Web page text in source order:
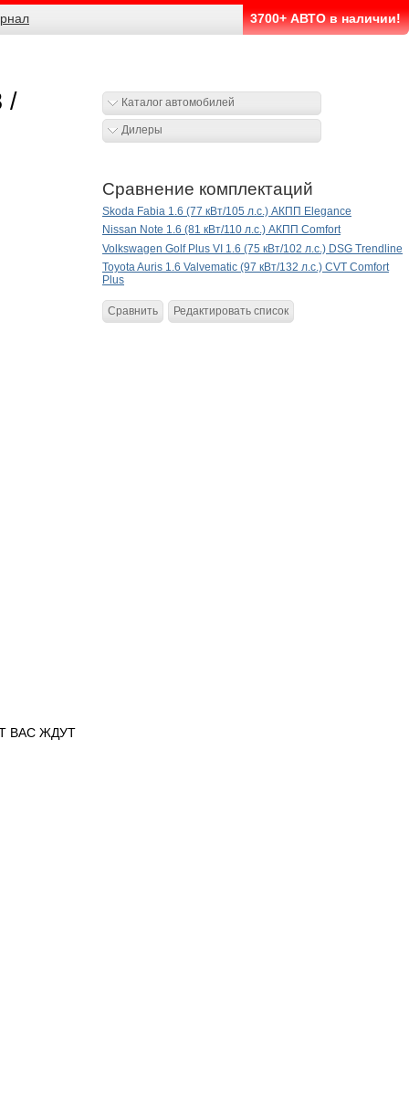
3700+ АВТО в наличии!
/
ВАС ЖДУТ
Каталог автомобилей
Дилеры
Сравнение комплектаций
Skoda Fabia 1.6 (77 кВт/105 л.с.) АКПП Elegance
Nissan Note 1.6 (81 кВт/110 л.с.) АКПП Comfort
Volkswagen Golf Plus VI 1.6 (75 кВт/102 л.с.) DSG Trendline
Toyota Auris 1.6 Valvematic (97 кВт/132 л.с.) CVT Comfort
Plus
Сравнить Редактировать список